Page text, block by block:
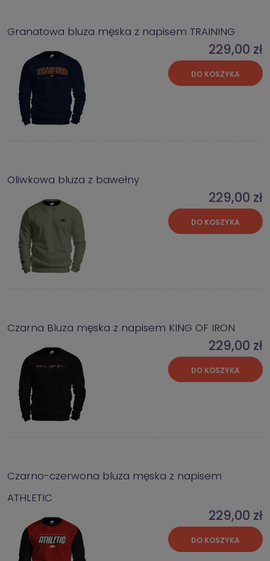
Granatowa bluza męska z napisem TRAINING
229,00 zł
DO KOSZYKA
Oliwkowa bluza z bawełny
229,00 zł
DO KOSZYKA
Czarna Bluza męska z napisem KING OF IRON
229,00 zł
DO KOSZYKA
Czarno-czerwona bluza męska z napisem
ATHLETIC
229,00 zł
DO KOSZYKA